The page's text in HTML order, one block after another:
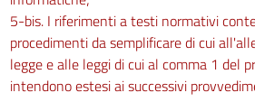
5-bis. I riferimenti a testi normativi
procedimenti da semplificare di cui
legge e alle leggi di cui al comma 1 del
intendono estesi ai successivi